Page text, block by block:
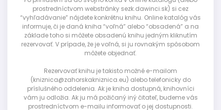
prostredníctvom webstránky sezk.dawinci.sk) si cez
“vyhľadávanie” nájdete konkrétnu knihu. Online katalóg vás
informuje, či je daná kniha “voľná” alebo “obsadená” a na
základe toho si môžete obsadenú knihu jedným kliknutím
rezervovať. V prípade, že je voľná, si ju rovnakým spôsobom
môžete objednať.
Rezervovať knihu je takisto možné e-mailom
(kniznica@zahorskakniznica.eu) alebo telefonicky do
príslušného oddelenia. Ak je kniha dostupná, knihovníci
vám ju odložia. Ak ju má požičaný iný čitateľ, budeme vás
prostredníctvom e-mailu informovať o jej dostupnosti.